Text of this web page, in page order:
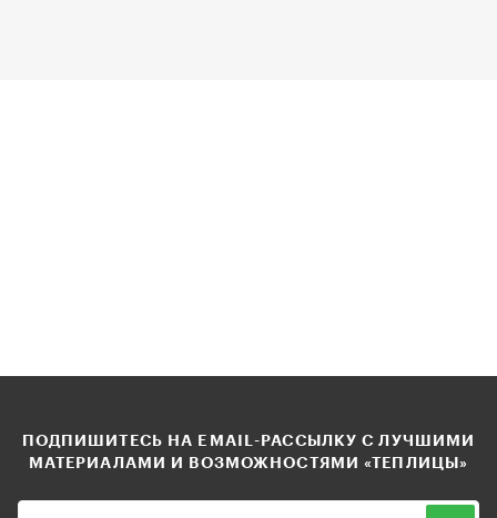
ПОДПИШИТЕСЬ НА EMAIL-РАССЫЛКУ С ЛУЧШИМИ
МАТЕРИАЛАМИ И ВОЗМОЖНОСТЯМИ «ТЕПЛИЦЫ»